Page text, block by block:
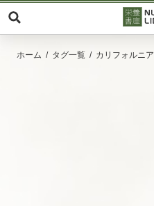
ホーム タグ一覧 カリフォルニア